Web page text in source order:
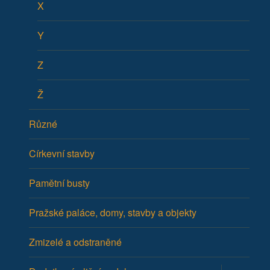
X
Y
Z
Ž
Různé
Církevní stavby
Pamětní busty
Pražské paláce, domy, stavby a objekty
Zmizelé a odstraněné